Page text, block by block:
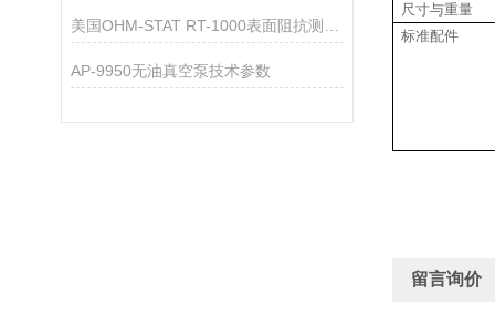
AP-9950无油真空泵技术参数
尺寸与重量
标准配件
留言询价